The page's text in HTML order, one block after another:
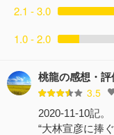
2.1 - 3.0
1.0 - 2.0
桃龍の感想・評
3.5
2020-11-10記。
“大林宣彦に捧